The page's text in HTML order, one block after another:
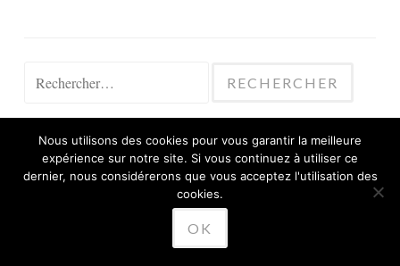
FIÈREMENT PROPULSÉ PAR WORDPRESS
THÈME SKETCH PARWORDPRESS.COM
Nous utilisons des cookies pour vous garantir la meilleure
expérience sur notre site. Si vous continuez à utiliser ce
dernier, nous considérerons que vous acceptez l'utilisation des
cookies.
OK